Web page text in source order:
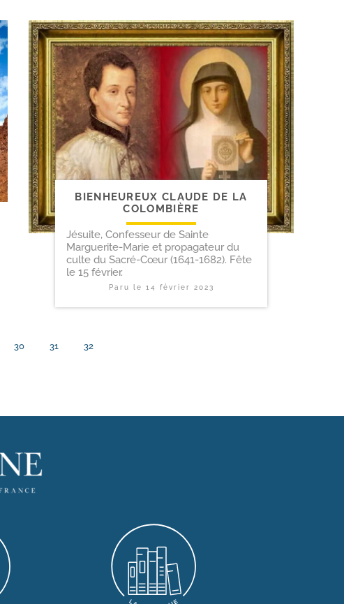
BIENHEUREUX CLAUDE DE LA
COLOMBIÈRE
Jésuite, Confesseur de Sainte
Marguerite-Marie et propagateur du
culte du Sacré-Cœur (1641-1682). Fête
le 15 février.
Paru le 14 février 2023
30 31 32